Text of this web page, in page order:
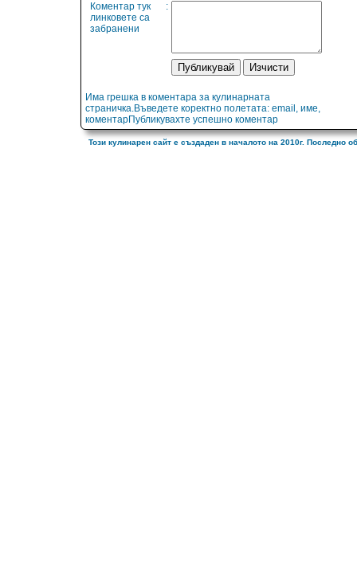
Коментар тук
линковете са
забранени
:
Има грешка в коментара за кулинарната
страничка.Въведете коректно полетата: email, име,
коментарПубликувахте успешно коментар
Този кулинарен сайт е създаден в началото на 2010г. Последно